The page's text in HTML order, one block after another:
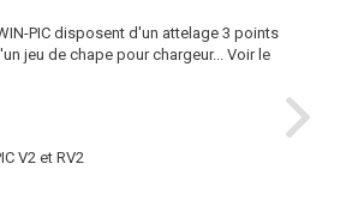
PIC disposent d'un attelage 3 points
jeu de chape pour chargeur...
Voir le
V2 et RV2